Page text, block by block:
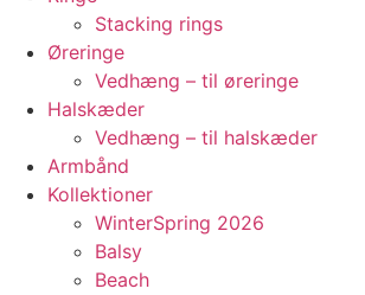
Stacking rings
Øreringe
Vedhæng – til øreringe
Halskæder
Vedhæng – til halskæder
Armbånd
Kollektioner
WinterSpring 2026
Balsy
Beach